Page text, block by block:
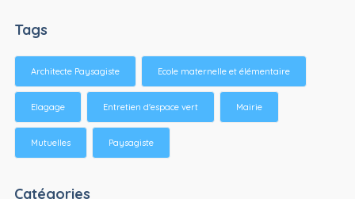
Tags
Architecte Paysagiste Ecole maternelle et élémentaire
Elagage Entretien d'espace vert Mairie
Mutuelles Paysagiste
Catégories